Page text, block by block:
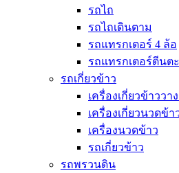
รถไถ
รถไถเดินตาม
รถแทรกเตอร์ 4 ล้อ
รถแทรกเตอร์ตีนต
รถเกี่ยวข้าว
เครื่องเกี่ยวข้าววา
เครื่องเกี่ยวนวดข้า
เครื่องนวดข้าว
รถเกี่ยวข้าว
รถพรวนดิน